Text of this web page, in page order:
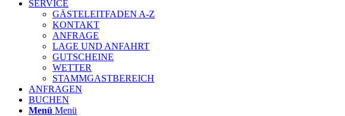
SERVICE
GÄSTELEITFADEN A-Z
KONTAKT
ANFRAGE
LAGE UND ANFAHRT
GUTSCHEINE
WETTER
STAMMGASTBEREICH
ANFRAGEN
BUCHEN
Menü Menü